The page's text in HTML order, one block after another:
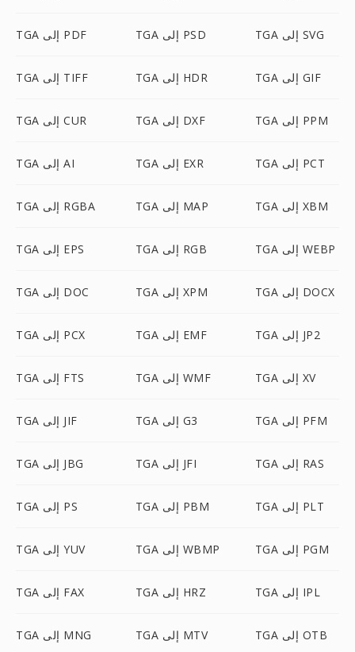
TGA إلى PDF TGA إلى PSD TGA إلى SVG
TGA إلى TIFF TGA إلى HDR TGA إلى GIF
TGA إلى CUR TGA إلى DXF TGA إلى PPM
TGA إلى AI TGA إلى EXR TGA إلى PCT
TGA إلى RGBA TGA إلى MAP TGA إلى XBM
TGA إلى EPS TGA إلى RGB TGA إلى WEBP
TGA إلى DOC TGA إلى XPM TGA إلى DOCX
TGA إلى PCX TGA إلى EMF TGA إلى JP2
TGA إلى FTS TGA إلى WMF TGA إلى XV
TGA إلى JIF TGA إلى G3 TGA إلى PFM
TGA إلى JBG TGA إلى JFI TGA إلى RAS
TGA إلى PS TGA إلى PBM TGA إلى PLT
TGA إلى YUV TGA إلى WBMP TGA إلى PGM
TGA إلى FAX TGA إلى HRZ TGA إلى IPL
TGA إلى MNG TGA إلى MTV TGA إلى OTB